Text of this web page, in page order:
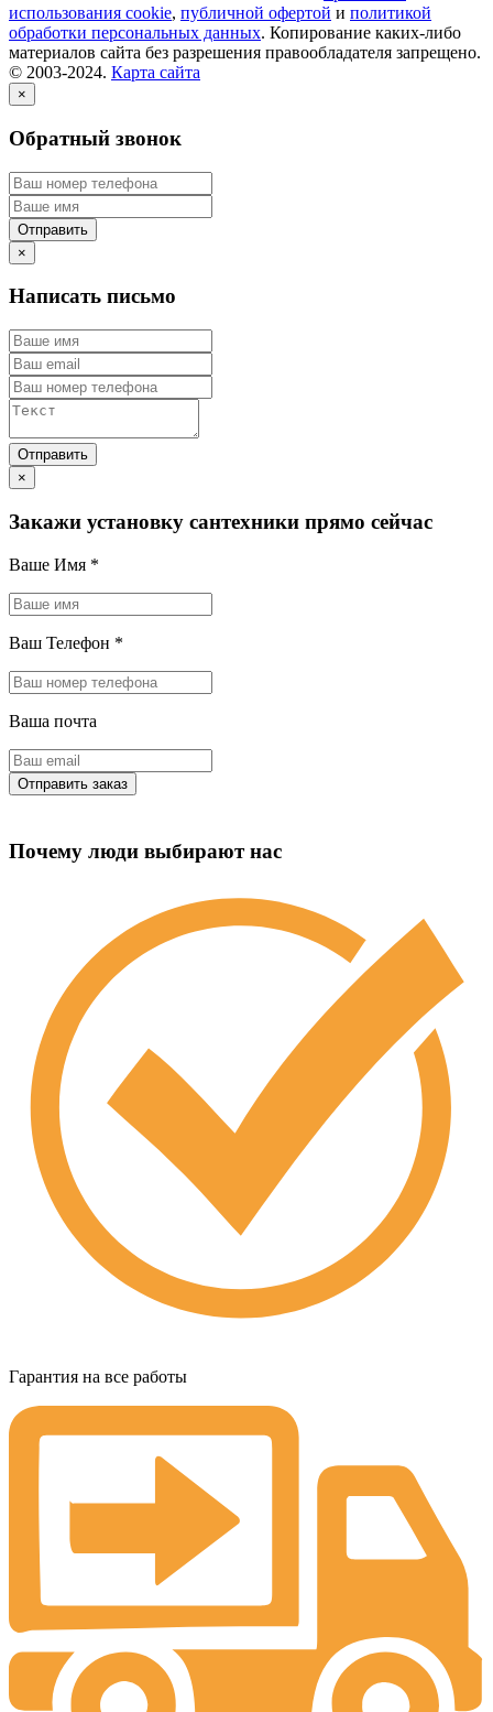
использования cookie, публичной офертой и политикой
обработки персональных данных. Копирование каких-либо
материалов сайта без разрешения правообладателя запрещено.
© 2003-2024. Карта сайта
×
Обратный звонок
×
Написать письмо
×
Закажи установку сантехники прямо сейчас
Ваше Имя *
Ваш Телефон *
Ваша почта
Почему люди выбирают нас
Гарантия на все работы